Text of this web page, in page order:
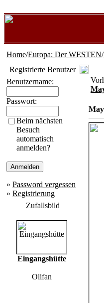
Home/Europa: Der WESTEN/
Registrierte Benutzer
Benutzername:
Passwort:
Beim nächsten
Besuch
automatisch
anmelden?
» Password vergessen
» Registrierung
Zufallsbild
Eingangshütte
Olifan